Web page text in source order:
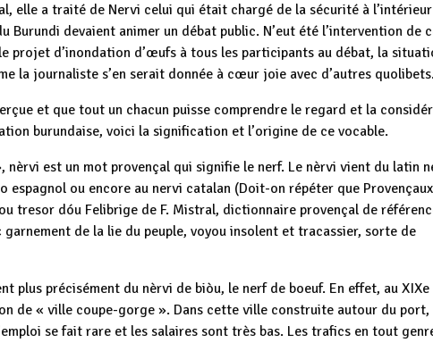
a traité de Nervi celui qui était chargé de la sécurité à
Burundi devaient animer un débat public. N’eut été l’intervention de
projet d’inondation d’œufs à tous les participants au débat, la
la journaliste s’en serait donnée à cœur joie avec d’autres
et que tout un chacun puisse comprendre le regard et la
burundaise, voici la signification et l’origine de ce vocable.
nèrvi est un mot provençal qui signifie le nerf. Le nèrvi vient du latin
espagnol ou encore au nervi catalan (Doit-on répéter que
tresor dóu Felibrige de F. Mistral, dictionnaire provençal de
de la lie du peuple, voyou insolent et tracassier, sorte de
plus précisément du nèrvi de biòu, le nerf de boeuf. En effet, au XIXe
de « ville coupe-gorge ». Dans cette ville construite autour du port,
se fait rare et les salaires sont très bas. Les trafics en tout